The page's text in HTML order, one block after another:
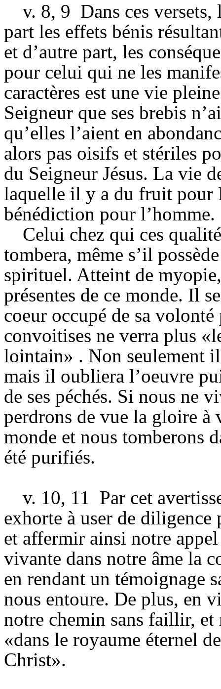
v. 8, 9 Dans ces versets,
part les effets bénis
et d’autre part, les
pour celui qui ne les
caractères est une vie
Seigneur que ses brebis
qu’elles l’aient en
alors pas oisifs et stériles
du Seigneur Jésus. La vie
laquelle il y a du fruit pour
bénédiction pour l’homme.
Celui chez qui ces
tombera, même s’il
spirituel. Atteint de
présentes de ce monde. Il
coeur occupé de sa
convoitises ne verra plus
lointain» . Non seulement
mais il oubliera l’oeuvre
de ses péchés. Si nous ne
perdrons de vue la gloire à
monde et nous tomberons
été purifiés.
v. 10, 11 Par cet
exhorte à user de
et affermir ainsi notre
vivante dans notre âme la
en rendant un témoignage
nous entoure. De plus, en
notre chemin sans faillir, et
«dans le royaume éternel
Christ».